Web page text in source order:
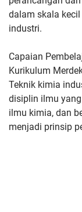
dalam skala
industri.
Capaian
Kurikulum
Teknik kimia
disiplin ilmu
ilmu kimia, dan
menjadi prinsip